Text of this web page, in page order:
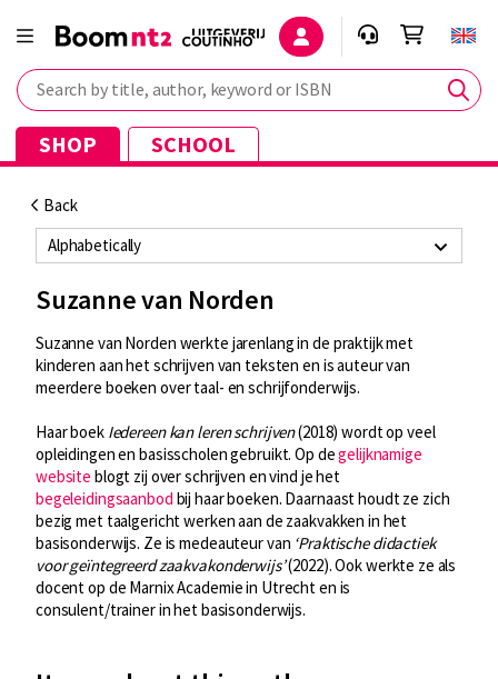
Search by title, author, keyword or ISBN
SHOP SCHOOL
Back
Alphabetically
Suzanne van Norden
Suzanne van Norden werkte jarenlang in de praktijk met
kinderen aan het schrijven van teksten en is auteur van
meerdere boeken over taal- en schrijfonderwijs.
Haar boek Iedereen kan leren schrijven(2018) wordt op veel
opleidingen en basisscholen gebruikt. Op degelijknamige
website blogt zij over schrijven en vind je het
begeleidingsaanbod bij haar boeken. Daarnaast houdt ze zich
bezig met taalgericht werken aan de zaakvakken in het
basisonderwijs. Ze is medeauteur van ‘Praktische didactiek
voor geïntegreerd zaakvakonderwijs’(2022). Ook werkte ze als
docent op de Marnix Academie in Utrecht en is
consulent/trainer in het basisonderwijs.